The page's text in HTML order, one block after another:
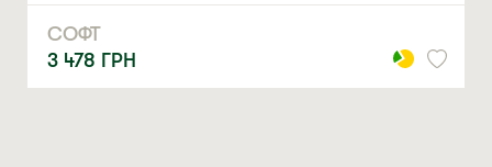
СОФТ
3 478 ГРН